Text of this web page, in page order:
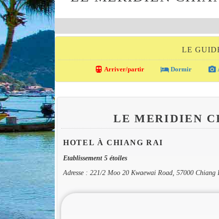
LE
directions_transit Arriver/partir local_hotel Dormir photo_camera
LE MERIDIEN
HOTEL À CHIANG RAI
Etablissement 5 étoiles
Adresse : 221/2 Moo 20 Kwaewai Road, 57000 Chiang